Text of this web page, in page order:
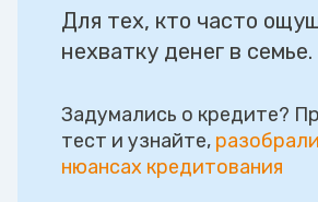
Для тех, кто часто
нехватку денег в семье.
Задумались о кредите?
тест и узнайте,
нюансах кредитования